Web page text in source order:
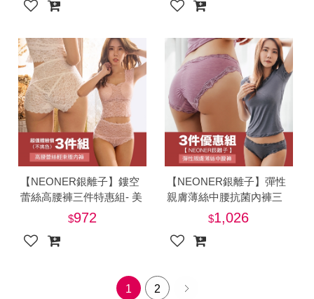
【NEONER銀離子】鏤空
蕾絲高腰褲三件特惠組- 美
972
【NEONER銀離子】彈性
親膚薄絲中腰抗菌內褲三
1,026
1 2